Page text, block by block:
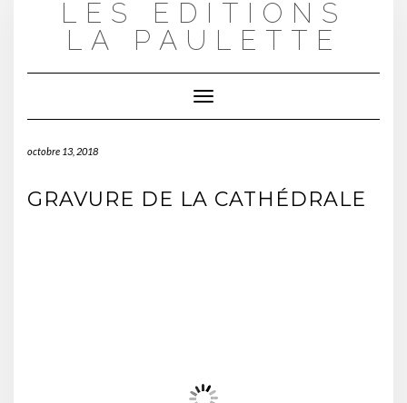
LES ÉDITIONS
LA PAULETTE
Toggle
Navigation
octobre 13, 2018
GRAVURE DE LA CATHÉDRALE